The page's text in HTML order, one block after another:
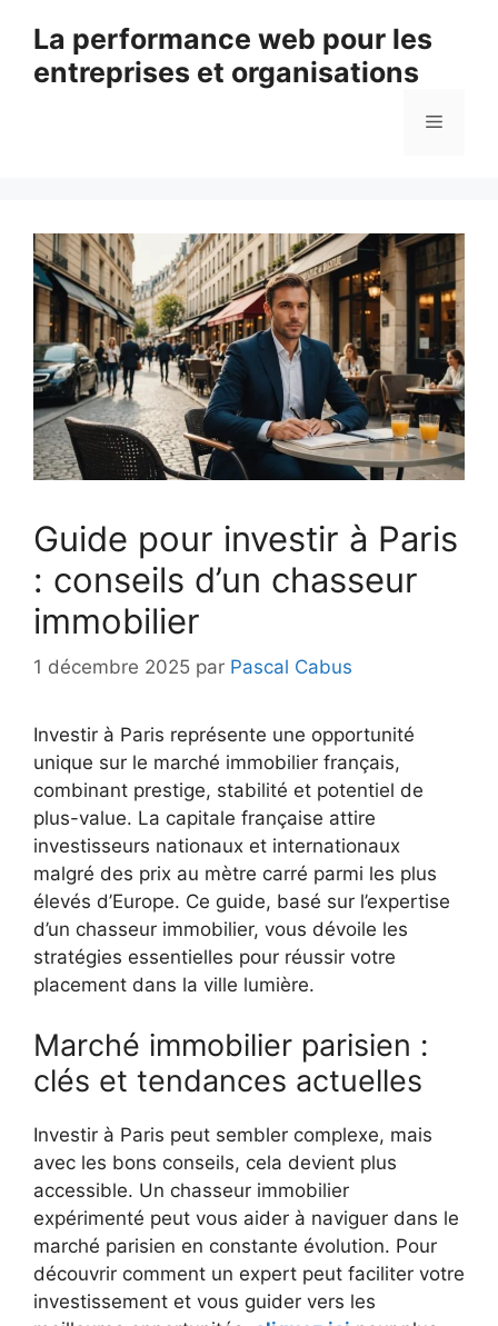
contenu
La performance web pour les
entreprises et organisations
Menu
Guide pour investir à Paris
: conseils d’un chasseur
immobilier
1 décembre 2025 par Pascal Cabus
Investir à Paris représente une opportunité
unique sur le marché immobilier français,
combinant prestige, stabilité et potentiel de
plus-value. La capitale française attire
investisseurs nationaux et internationaux
malgré des prix au mètre carré parmi les plus
élevés d’Europe. Ce guide, basé sur l’expertise
d’un chasseur immobilier, vous dévoile les
stratégies essentielles pour réussir votre
placement dans la ville lumière.
Marché immobilier parisien :
clés et tendances actuelles
Investir à Paris peut sembler complexe, mais
avec les bons conseils, cela devient plus
accessible. Un chasseur immobilier
expérimenté peut vous aider à naviguer dans le
marché parisien en constante évolution. Pour
découvrir comment un expert peut faciliter votre
investissement et vous guider vers les